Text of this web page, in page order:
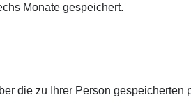
Monate gespeichert.
die zu Ihrer Person